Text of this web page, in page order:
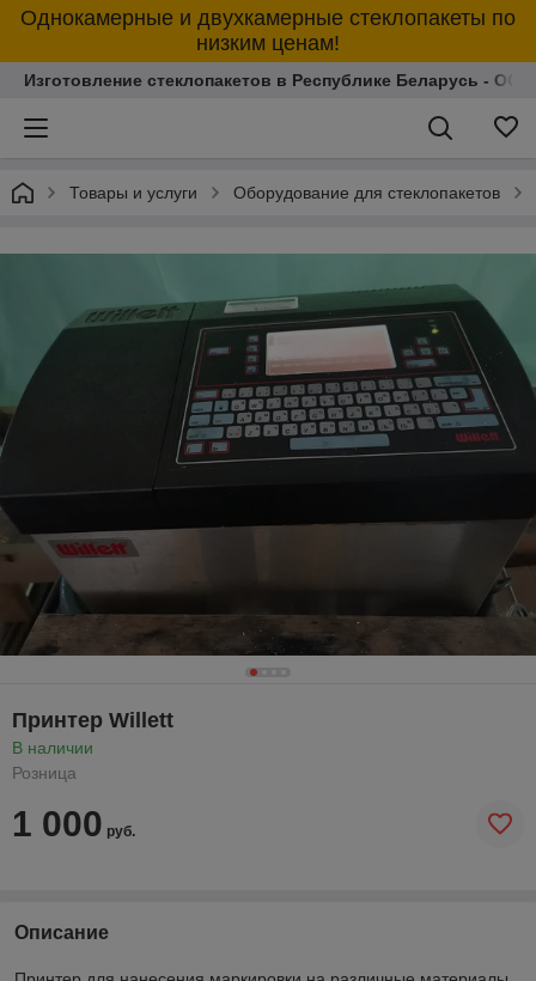
Однокамерные и двухкамерные стеклопакеты по
низким ценам!
Изготовление стеклопакетов в Республике Беларусь -
Товары и услуги Оборудование для стеклопакетов
Принтер Willett
В наличии
Розница
1 000 руб.
Описание